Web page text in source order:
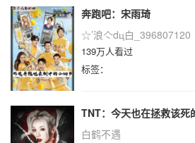
奔跑吧：宋雨琦
☆’浪亽dц白_396807120
139万人看过
标签：
TNT：今天也在拯救该死
白鹤不遇